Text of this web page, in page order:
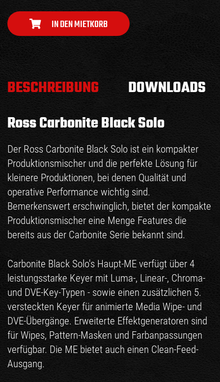
IN DEN MIETKORB
BESCHREIBUNG
DOWNLOADS
Ross Carbonite Black Solo
Der Ross Carbonite Black Solo ist ein kompakter
Produktionsmischer und die perfekte Lösung für
kleinere Produktionen, bei denen Qualität und
operative Performance wichtig sind.
Bemerkenswert erschwinglich, bietet der kompakte
Produktionsmischer eine Menge Features die
bereits aus der Carbonite Serie bekannt sind.
Carbonite Black Solo's Haupt-ME verfügt über 4
leistungsstarke Keyer mit Luma-, Linear-, Chroma-
und DVE-Key-Typen - sowie einen zusätzlichen 5.
versteckten Keyer für animierte Media Wipe- und
DVE-Übergänge. Erweiterte Effektgeneratoren sind
für Wipes, Pattern-Masken und Farbanpassungen
verfügbar. Die ME bietet auch einen Clean-Feed-
Ausgang.